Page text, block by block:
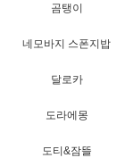
곰탱이
네모바지 스폰지밥
달로카
도라에몽
도티&잠뜰